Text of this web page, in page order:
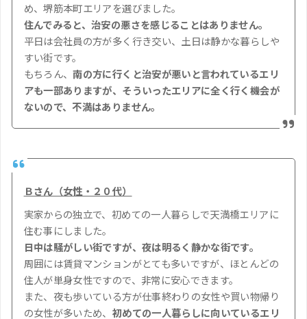
め、堺筋本町エリアを選びました。
住んでみると、治安の悪さを感じることはありません。
平日は会社員の方が多く行き交い、土日は静かな暮らしや
すい街です。
もちろん、南の方に行くと治安が悪いと言われているエリ
アも一部ありますが、そういったエリアに全く行く機会が
ないので、不満はありません。
Ｂさん（女性・２０代）
実家からの独立で、初めての一人暮らしで天満橋エリアに
住む事にしました。
日中は騒がしい街ですが、夜は明るく静かな街です。
周囲には賃貸マンションがとても多いですが、ほとんどの
住人が単身女性ですので、非常に安心できます。
また、夜も歩いている方が仕事終わりの女性や買い物帰り
の女性が多いため、 初めての一人暮らしに向いているエリ